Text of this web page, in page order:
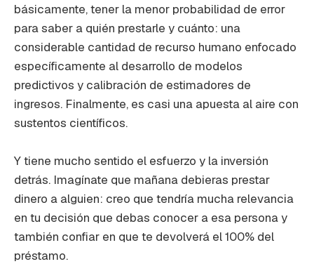
básicamente, tener la menor probabilidad de error
para saber a quién prestarle y cuánto: una
considerable cantidad de recurso humano enfocado
específicamente al desarrollo de modelos
predictivos y calibración de estimadores de
ingresos. Finalmente, es casi una apuesta al aire con
sustentos científicos.
Y tiene mucho sentido el esfuerzo y la inversión
detrás. Imagínate que mañana debieras prestar
dinero a alguien: creo que tendría mucha relevancia
en tu decisión que debas conocer a esa persona y
también confiar en que te devolverá el 100% del
préstamo.